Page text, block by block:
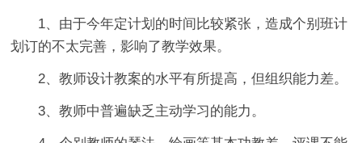
1、由于今年定计划的时间比较紧张，造成个别班计
划订的不太完善，影响了教学效果。
2、教师设计教案的水平有所提高，但组织能力差。
3、教师中普遍缺乏主动学习的能力。